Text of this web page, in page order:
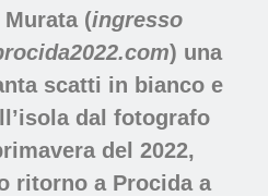
(ingresso
) una
scatti in bianco e
dal fotografo
del 2022,
ritorno a Procida a